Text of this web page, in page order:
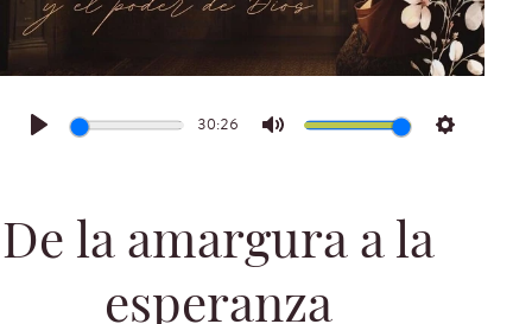
Play
30:26
Mute Settings
De la amargura a la
esperanza